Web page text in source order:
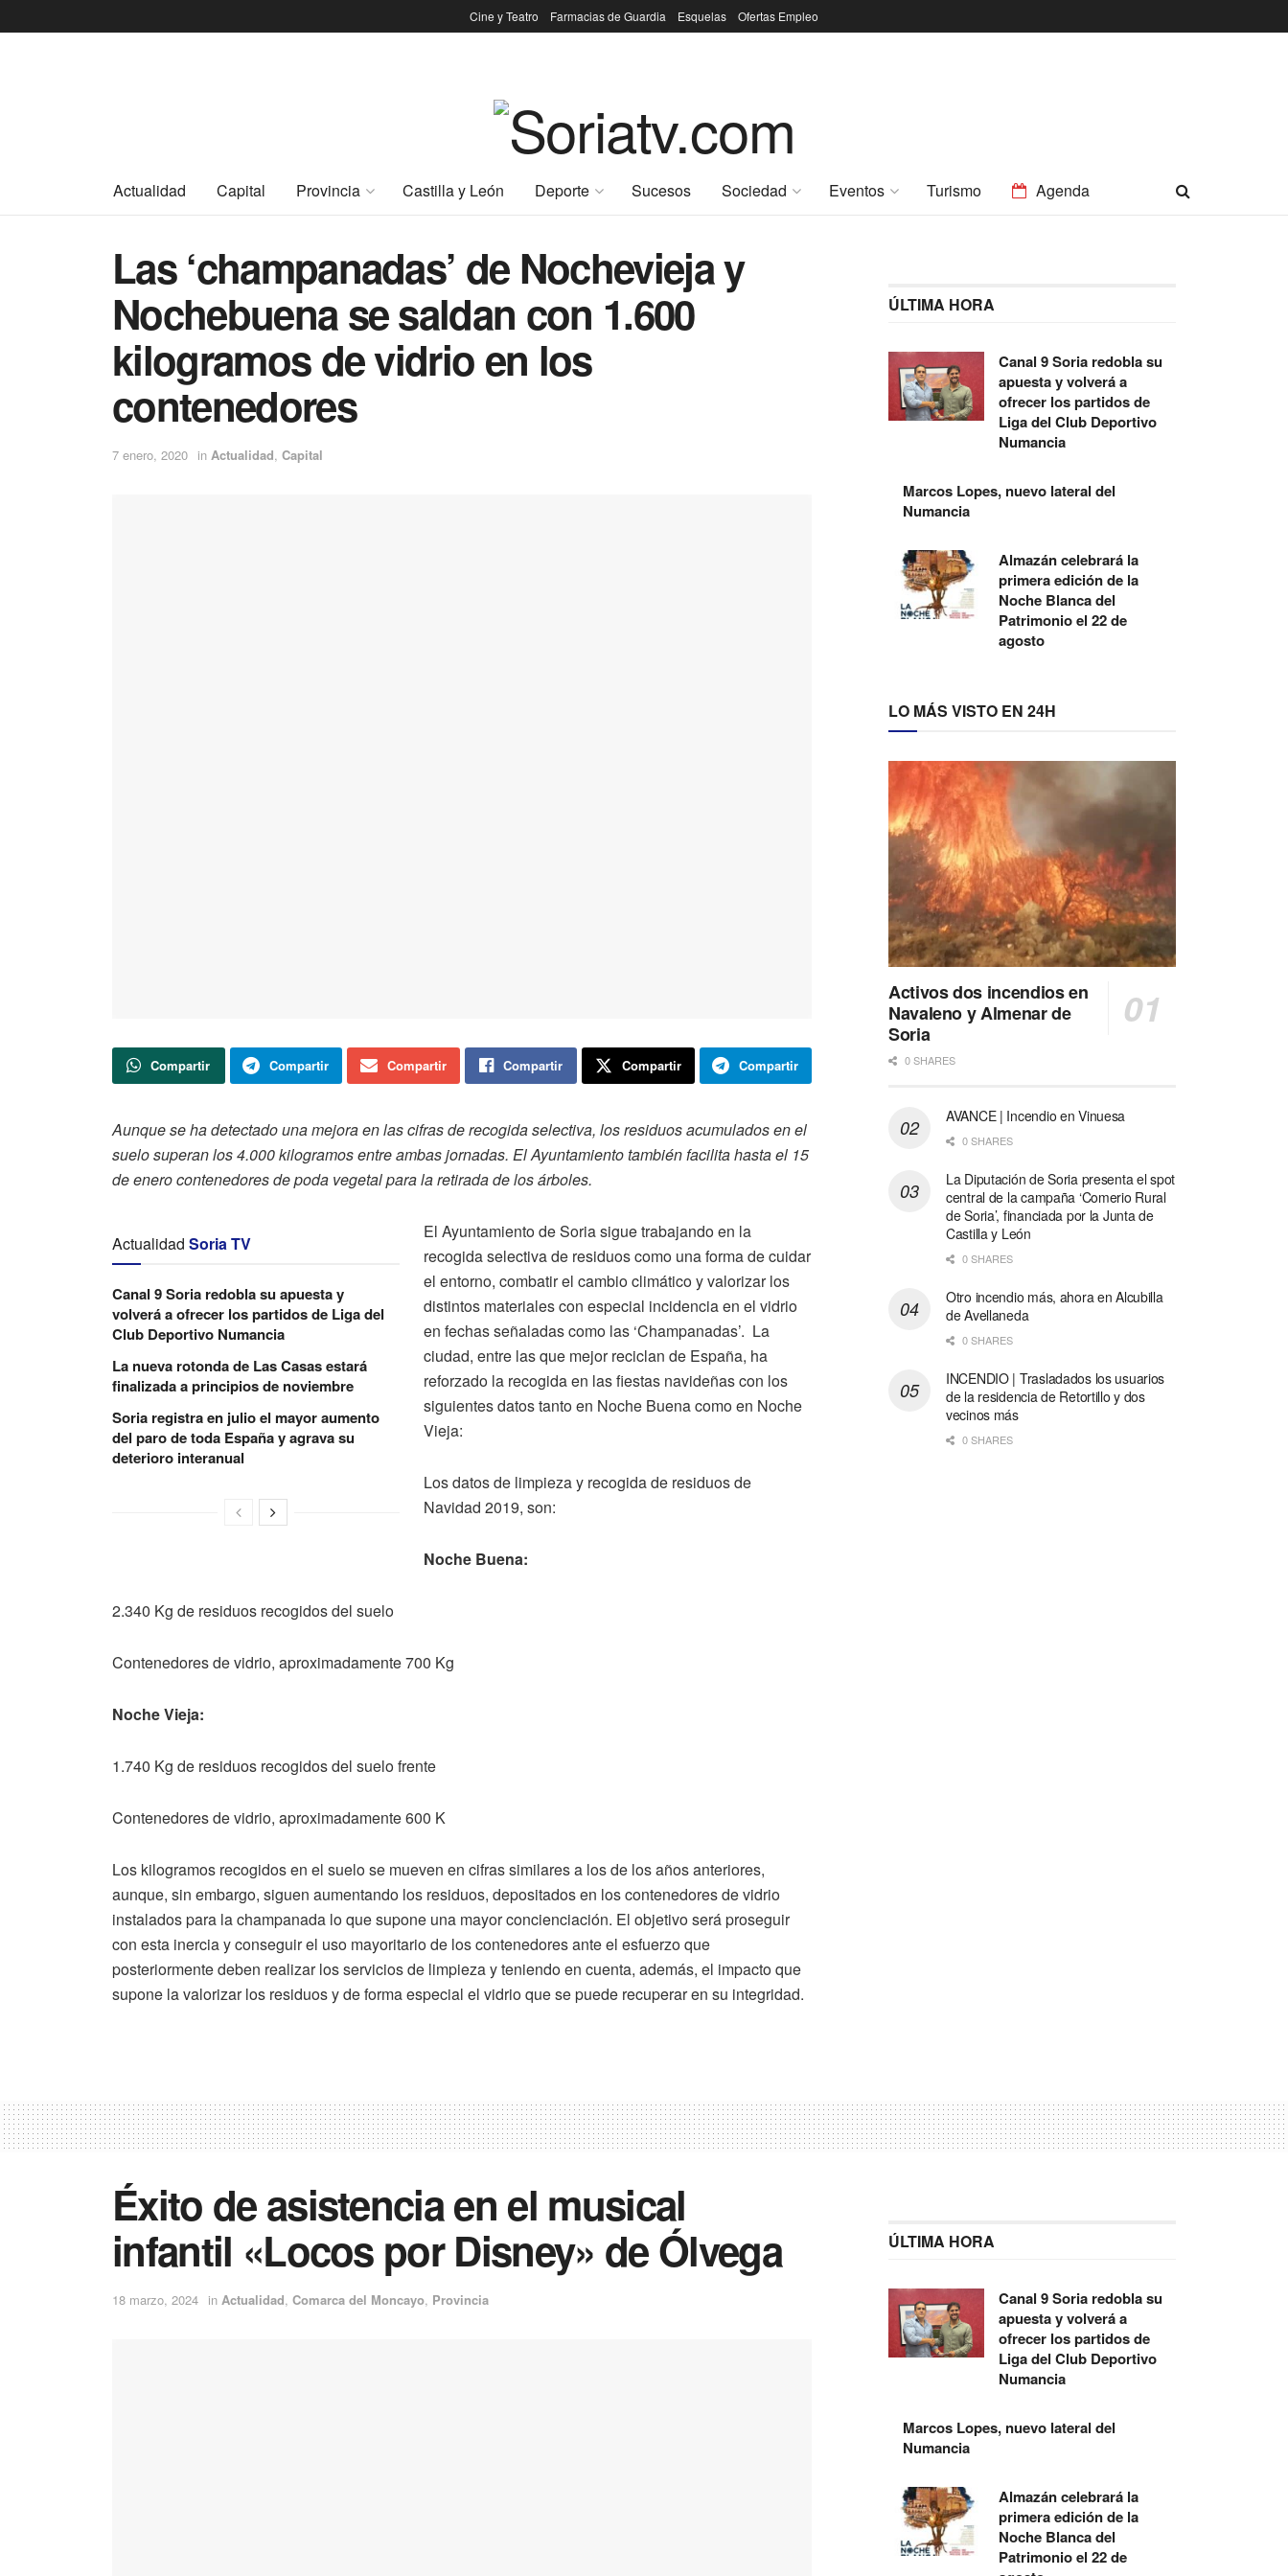
Cine y Teatro Farmacias de Guardia Esquelas Ofertas Empleo
Actualidad Capital Provincia Castilla y León Deporte Sucesos Sociedad Eventos Turismo Agenda
Las ‘champanadas’ de Nochevieja y
Nochebuena se saldan con 1.600
kilogramos de vidrio en los
contenedores
7 enero, 2020 in Actualidad, Capital
Compartir Compartir Compartir Compartir Compartir Compartir
Aunque se ha detectado una mejora en las cifras de recogida selectiva, los residuos acumulados en el
suelo superan los 4.000 kilogramos entre ambas jornadas. El Ayuntamiento también facilita hasta el 15
de enero contenedores de poda vegetal para la retirada de los árboles.
Actualidad Soria TV
Canal 9 Soria redobla su apuesta y
volverá a ofrecer los partidos de Liga del
Club Deportivo Numancia
La nueva rotonda de Las Casas estará
finalizada a principios de noviembre
Soria registra en julio el mayor aumento
del paro de toda España y agrava su
deterioro interanual
El Ayuntamiento de Soria sigue trabajando en la
recogida selectiva de residuos como una forma de cuidar
el entorno, combatir el cambio climático y valorizar los
distintos materiales con especial incidencia en el vidrio
en fechas señaladas como las ‘Champanadas’. La
ciudad, entre las que mejor reciclan de España, ha
reforzado la recogida en las fiestas navideñas con los
siguientes datos tanto en Noche Buena como en Noche
Vieja:
Los datos de limpieza y recogida de residuos de
Navidad 2019, son:
Noche Buena:
2.340 Kg de residuos recogidos del suelo
Contenedores de vidrio, aproximadamente 700 Kg
Noche Vieja:
1.740 Kg de residuos recogidos del suelo frente
Contenedores de vidrio, aproximadamente 600 K
Los kilogramos recogidos en el suelo se mueven en cifras similares a los de los años anteriores,
aunque, sin embargo, siguen aumentando los residuos, depositados en los contenedores de vidrio
instalados para la champanada lo que supone una mayor concienciación. El objetivo será proseguir
con esta inercia y conseguir el uso mayoritario de los contenedores ante el esfuerzo que
posteriormente deben realizar los servicios de limpieza y teniendo en cuenta, además, el impacto que
supone la valorizar los residuos y de forma especial el vidrio que se puede recuperar en su integridad.
ÚLTIMA HORA
Canal 9 Soria redobla su
apuesta y volverá a
ofrecer los partidos de
Liga del Club Deportivo
Numancia
Marcos Lopes, nuevo lateral del
Numancia
Almazán celebrará la
primera edición de la
Noche Blanca del
Patrimonio el 22 de
agosto
LO MÁS VISTO EN 24H
Activos dos incendios en
Navaleno y Almenar de
Soria
0 SHARES
AVANCE | Incendio en Vinuesa
0 SHARES
La Diputación de Soria presenta el spot
central de la campaña ‘Comerio Rural
de Soria’, financiada por la Junta de
Castilla y León
0 SHARES
Otro incendio más, ahora en Alcubilla
de Avellaneda
0 SHARES
INCENDIO | Trasladados los usuarios
de la residencia de Retortillo y dos
vecinos más
0 SHARES
Éxito de asistencia en el musical
infantil «Locos por Disney» de Ólvega
18 marzo, 2024 in Actualidad, Comarca del Moncayo, Provincia
ÚLTIMA HORA
Canal 9 Soria redobla su
apuesta y volverá a
ofrecer los partidos de
Liga del Club Deportivo
Numancia
Marcos Lopes, nuevo lateral del
Numancia
Almazán celebrará la
primera edición de la
Noche Blanca del
Patrimonio el 22 de